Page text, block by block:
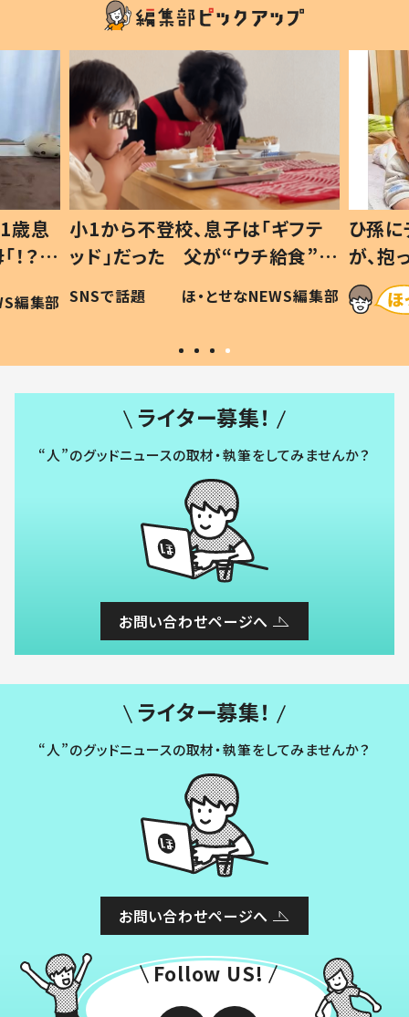
歳息
？」
編集部
小1から不登校、息子は「ギフテ
ッド」だった 父が“ウチ給食”を
作り続ける理由とは #令和の親
#令和の子
SNSで話題 ほ・とせなNEWS編集部
ひ孫
が、
「涙が
い」
ライター募集！
“人”のグッドニュースの取材・執筆をしてみませんか？
お問い合わせページへ
ライター募集！
“人”のグッドニュースの取材・執筆をしてみませんか？
お問い合わせページへ
Follow US!